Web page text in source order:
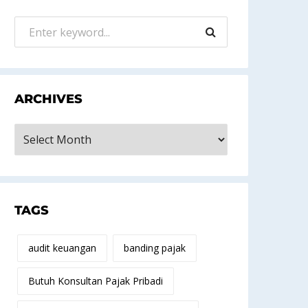
ARCHIVES
TAGS
audit keuangan banding pajak
Butuh Konsultan Pajak Pribadi